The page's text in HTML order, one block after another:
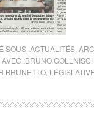
SOUS :ACTUALITÉS
:BRUNO
BRUNETTO